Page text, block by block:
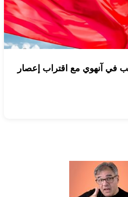
في آنهوي مع اقتراب إعصار